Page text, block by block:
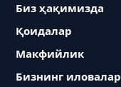
Биз ҳақимизда
Қоидалар
Макфийлик
Бизнинг иловалар